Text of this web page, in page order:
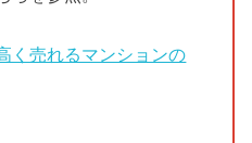
く売れるマンションの